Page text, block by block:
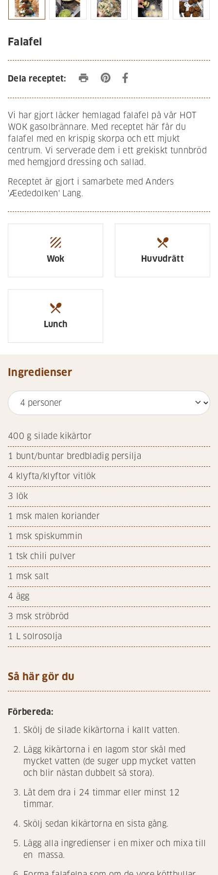
Falafel
Dela receptet: print
Vi har gjort läcker hemlagad falafel på vår HOT
WOK gasolbrännare. Med receptet här får du
falafel med en krispig skorpa och ett mjukt
centrum. Vi serverade dem i ett grekiskt tunnbröd
med hemgjord dressing och sallad.
Receptet är gjort i samarbete med Anders
'Æededolken' Lang.
texture
Wok
restaurant_menu
Huvudrätt
restaurant_menu
Lunch
Ingredienser
400 g silade kikärtor
1 bunt/buntar bredbladig persilja
4 klyfta/klyftor vitlök
3 lök
1 msk malen koriander
1 msk spiskummin
1 tsk chili pulver
1 msk salt
4 ägg
3 msk ströbröd
1 L solrosolja
Så här gör du
Förbereda:
Skölj de silade kikärtorna i kallt vatten.
Lägg kikärtorna i en lagom stor skål med
mycket vatten (de suger upp mycket vatten
och blir nästan dubbelt så stora).
Låt dem dra i 24 timmar eller minst 12
timmar.
Skölj sedan kikärtorna en sista gång.
Lägg alla ingredienser i en mixer och mixa till
en massa.